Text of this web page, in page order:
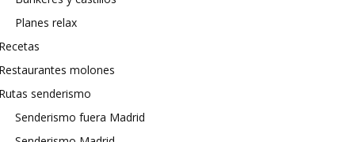
Planes relax
molones
senderismo
Senderismo fuera Madrid